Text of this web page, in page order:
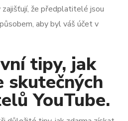
že předplatitelé jsou
aby byl váš účet v
tipy, jak
skutečných
YouTube.